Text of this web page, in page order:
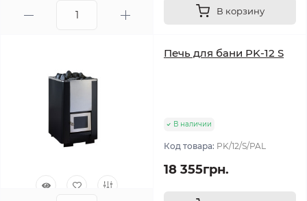
В корзину
Печь для бани PK-12 S
В наличии
Код товара: PK/12/S/PAL
18 355грн.